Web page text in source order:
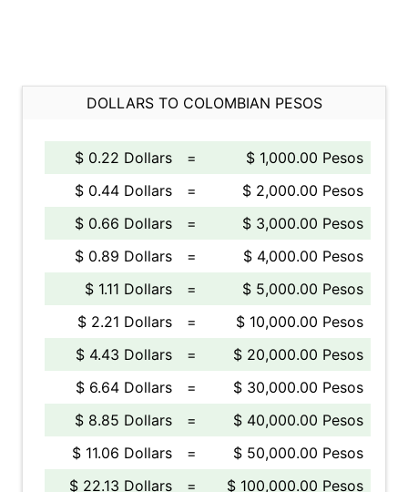
DOLLARS TO COLOMBIAN PESOS
$ 0.22 Dollars =
$ 1,000.00 Pesos
$ 0.44 Dollars
=
$ 2,000.00 Pesos
$ 0.66 Dollars
=
$ 3,000.00 Pesos
$ 0.89 Dollars
=
$ 4,000.00 Pesos
$ 1.11 Dollars
=
$ 5,000.00 Pesos
$ 2.21 Dollars
=
$ 10,000.00 Pesos
$ 4.43 Dollars
=
$ 20,000.00 Pesos
$ 6.64 Dollars
=
$ 30,000.00 Pesos
$ 8.85 Dollars
=
$ 40,000.00 Pesos
$ 11.06 Dollars
=
$ 50,000.00 Pesos
$ 22.13 Dollars
= $ 100,000.00 Pesos